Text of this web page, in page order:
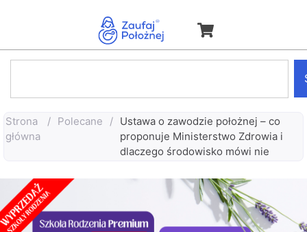
Strona
główna
/ Polecane / Ustawa o zawodzie położnej – co
proponuje Ministerstwo Zdrowia i
dlaczego środowisko mówi nie